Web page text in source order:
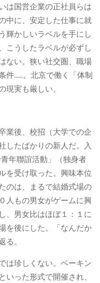
は国営企業の正社員らは
中に、安定した仕事に就
輝かしいラベルを手にし
こうしたラベルが必ずし
ない。狭い社交圏、職場
件……。北京で働く「体制
実も厳しい。
業後、校招（大学での企
したばかりの新人だ。入
年聯誼活動」（独身者
を受け取った。興味本位
のは、まるで結婚式場の
人もの男女がゲームに興
、男女比はほぼ１：１に
を後にした。「なんだか
。
は珍しくない。ベーキン
った形式で開催され、